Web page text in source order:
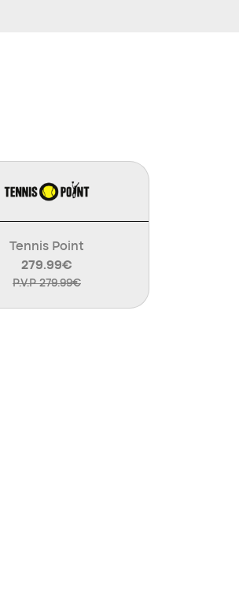
Tennis Point
279.99€
P.V.P 279.99€